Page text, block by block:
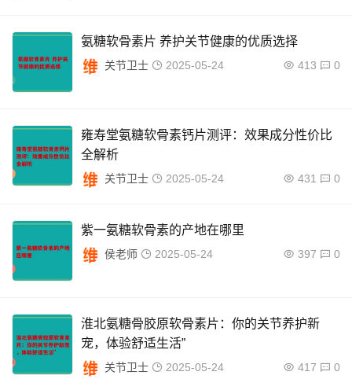
氨糖软骨素片 养护关节健康的优质选择
关节卫士 2025-05-24 413 0
雍寿堂氨糖软骨素钙片测评：效果成分性价比
全解析
关节卫士 2025-05-24 431 0
紫一氨糖软骨素的产地在哪里
侯老师 2025-05-24 397 0
淮北氨糖骨胶原软骨素片：你的关节养护新
宠，体验舒适生活”
关节卫士 2025-05-24 417 0